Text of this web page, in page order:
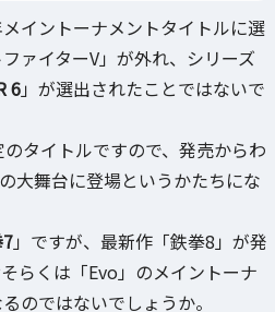
イントーナメントタイトルに選
ァイターV」が外れ、シリーズ
6」が選出されたことではないで
タイトルですので、発売からわ
大舞台に登場というかたちにな
」ですが、最新作「鉄拳8」が発
らくは「Evo」のメイントーナ
のではないでしょうか。